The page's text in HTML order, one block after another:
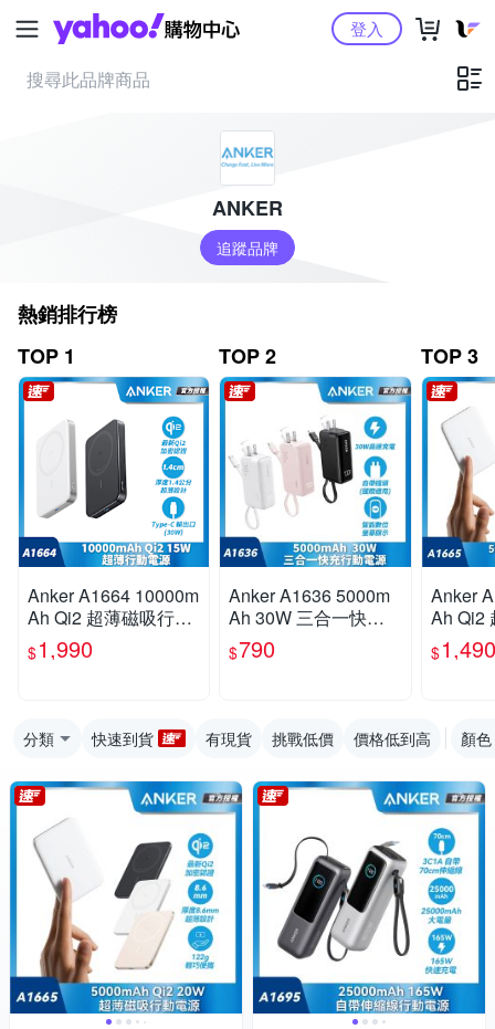
Yahoo購物中心登入
ANKER
追蹤品牌
熱銷排行榜
TOP 1
Anker A1664 10000m
Ah Qi2 超薄磁吸行動
電源
$1,990
TOP 2
Anker A1636 5000m
Ah 30W 三合一快充
行動電源(國際通用插
頭)
$790
TOP 3
Anker
Ah Qi2
電源
$1,490
分類 快速到貨 有現貨 挑戰低價 價格低到高 顏色